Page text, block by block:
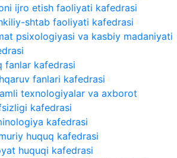
ijro etish faoliyati kafedrasi
shtab faoliyati kafedrasi
psixologiyasi va kasbiy madaniyati
fanlar kafedrasi
fanlari kafedrasi
texnologiyalar va axborot
kafedrasi
kafedrasi
huquq kafedrasi
huquqi kafedrasi